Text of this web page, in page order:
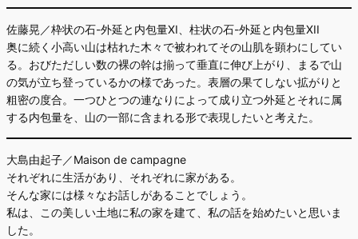
佐藤晃／枠状の石-外延と内包量XI、柱状の石-外延と内包量XII
奥に続く小高い山は枯れた木々で被われてその山肌を顕わにしてい
る。おびただしい数の裸の幹は揃って垂直に伸び上がり、まるで山
の気が立ち登っているかの様であった。表層の果てしない拡がりと
粗密の度合。一つひとつの連なりによって成り立つ外延とそれに属
する内包量を、山の一部に含まれる形で表現したいと考えた。
大島由起子／Maison de campagne
それぞれに生活があり、それぞれに家がある。
そんな家には様々なお話しがあることでしょう。
私は、この美しい土地に私の家を建て、私の話を始めたいと思いま
した。